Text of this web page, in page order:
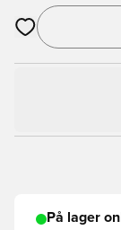
Åbner en Modal
På lager